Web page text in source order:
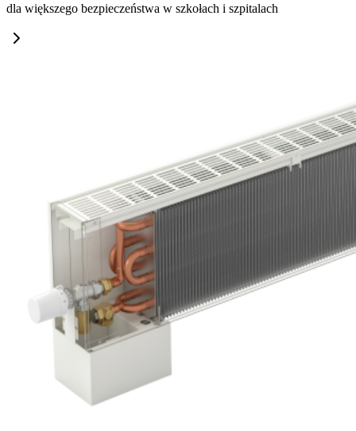
dla większego bezpieczeństwa w szkołach i szpitalach